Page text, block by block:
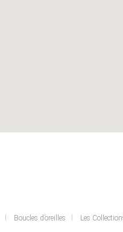
Boucles d’oreilles Les